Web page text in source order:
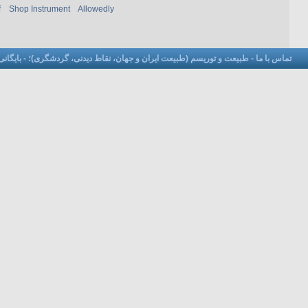
Shop Instrument Allowedly
تماس با ما - طبیعت و توریسم (طبیعت ایران و جهان، نقاط دیدنی، گردشگری)؛ -